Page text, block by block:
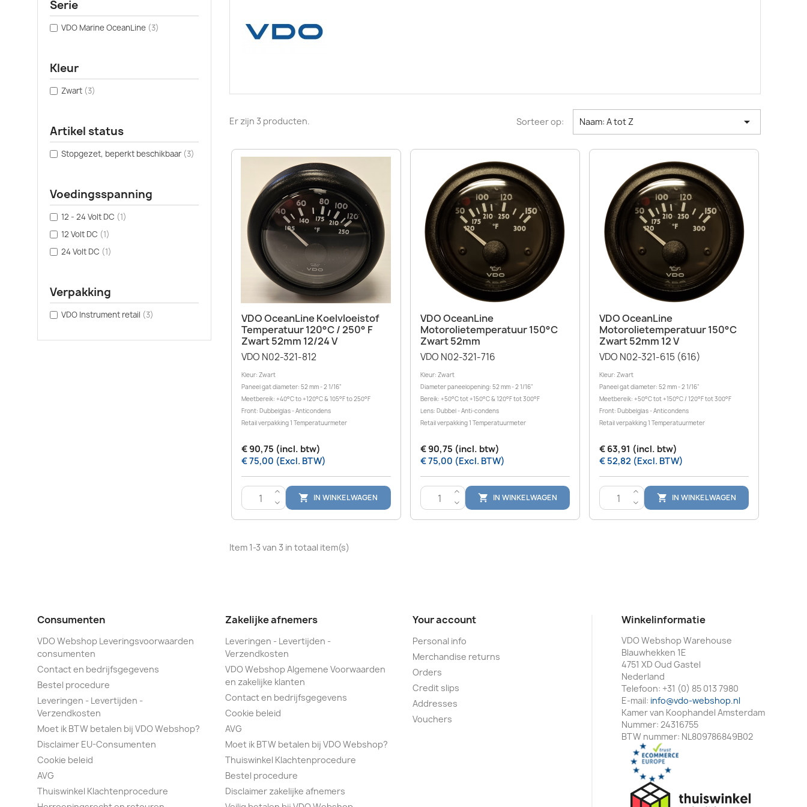
Serie
VDO Marine OceanLine (3)
Kleur
Zwart (3)
Artikel status
Stopgezet, beperkt beschikbaar (3)
Voedingsspanning
12 - 24 Volt DC (1)
12 Volt DC (1)
24 Volt DC (1)
Verpakking
VDO Instrument retail (3)
Er zijn 3 producten. Sorteer op: Naam: A tot Z 
Snel bekijken
VDO OceanLine Koelvloeistof
Temperatuur 120°C / 250° F
Zwart 52mm 12/24 V
VDO N02-321-812
Kleur: Zwart
Paneel gat diameter: 52 mm - 2 1/16"
Meetbereik: +40°C to +120°C & 105°F to 250°F
Front: Dubbelglas - Anticondens
Retail verpakking 1 Temperatuurmeter
€ 90,75 (incl. btw)
€ 75,00 (Excl. BTW)
>
<
 IN WINKELWAGEN
Snel bekijken
VDO OceanLine
Motorolietemperatuur 150°C
Zwart 52mm
VDO N02-321-716
Kleur: Zwart
Diameter paneelopening: 52 mm - 2 1/16"
Bereik: +50°C tot +150°C & 120°F tot 300°F
Lens: Dubbel - Anti-condens
Retail verpakking 1 Temperatuurmeter
€ 90,75 (incl. btw)
€ 75,00 (Excl. BTW)
>
<
 IN WINKELWAGEN
Snel bekijken
VDO OceanLine
Motorolietemperatuur 150°C
Zwart 52mm 12 V
VDO N02-321-615 (616)
Kleur: Zwart
Paneel gat diameter: 52 mm - 2 1/16"
Meetbereik: +50°C tot +150°C / 120°F tot 300°F
Front: Dubbelglas - Anticondens
Retail verpakking 1 Temperatuurmeter
€ 63,91 (incl. btw)
€ 52,82 (Excl. BTW)
>
<
 IN WINKELWAGEN
Item 1-3 van 3 in totaal item(s)
Consumenten
VDO Webshop Leveringsvoorwaarden
consumenten
Contact en bedrijfsgegevens
Bestel procedure
Leveringen - Levertijden -
Verzendkosten
Moet ik BTW betalen bij VDO Webshop?
Disclaimer EU-Consumenten
Cookie beleid
AVG
Thuiswinkel Klachtenprocedure
Zakelijke afnemers
Leveringen - Levertijden -
Verzendkosten
VDO Webshop Algemene Voorwaarden
en zakelijke klanten
Contact en bedrijfsgegevens
Cookie beleid
AVG
Moet ik BTW betalen bij VDO Webshop?
Thuiswinkel Klachtenprocedure
Bestel procedure
Disclaimer zakelijke afnemers
Your account
Personal info
Merchandise returns
Orders
Credit slips
Addresses
Vouchers
Winkelinformatie
VDO Webshop Warehouse
Blauwhekken 1E
4751 XD Oud Gastel
Nederland
Telefoon: +31 (0) 85 013 7980
E-mail: info@vdo-webshop.nl
Kamer van Koophandel Amsterdam
Nummer: 24316755
BTW nummer: NL809786849B02